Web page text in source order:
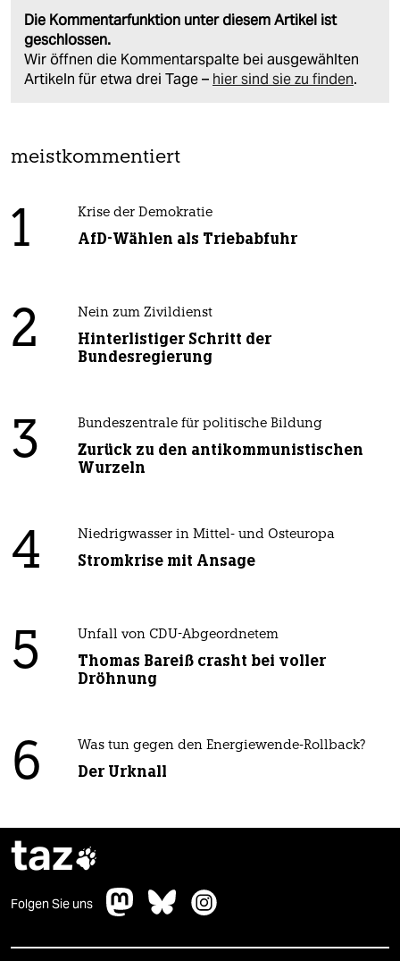
Die Kommentarfunktion unter diesem Artikel ist
geschlossen.
Wir öffnen die Kommentarspalte bei ausgewählten
Artikeln für etwa drei Tage – hier sind sie zu finden.
meistkommentiert
1 Krise der Demokratie
AfD-Wählen als Triebabfuhr
2 Nein zum Zivildienst
Hinterlistiger Schritt der
Bundesregierung
3 Bundeszentrale für politische Bildung
Zurück zu den antikommunistischen
Wurzeln
4 Niedrigwasser in Mittel- und Osteuropa
Stromkrise mit Ansage
5 Unfall von CDU-Abgeordnetem
Thomas Bareiß crasht bei voller
Dröhnung
6 Was tun gegen den Energiewende-Rollback?
Der Urknall
taz
Folgen Sie uns